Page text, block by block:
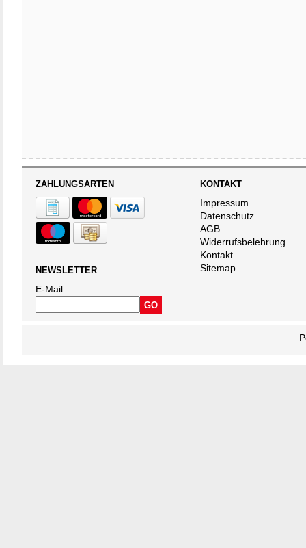
ZAHLUNGSARTEN
NEWSLETTER
E-Mail
KONTAKT
Impressum
Datenschutz
AGB
Widerrufsbelehrung
Kontakt
Sitemap